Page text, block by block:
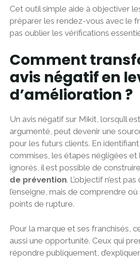
Cet outil simple aide à objectiver
préparer les rendez-vous avec le
pas oublier les vérifications
Comment
avis négatif en
d’amélioration ?
Un avis négatif sur Mikit, lorsqu’il
argumenté, peut devenir une
pour les futurs clients. En
commises, les étapes négligées et
ignorés, il est possible de
de prévention. L’objectif n’est
l’enseigne, mais de comprendre
points de rupture.
Pour la marque et ses franchisés,
aussi une opportunité. Ceux qui
répondre publiquement,